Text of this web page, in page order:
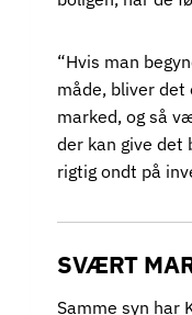
“Hvis man
måde, bliver det
marked, og så
der kan give det
rigtig ondt på
SVÆRT
Samme syn har